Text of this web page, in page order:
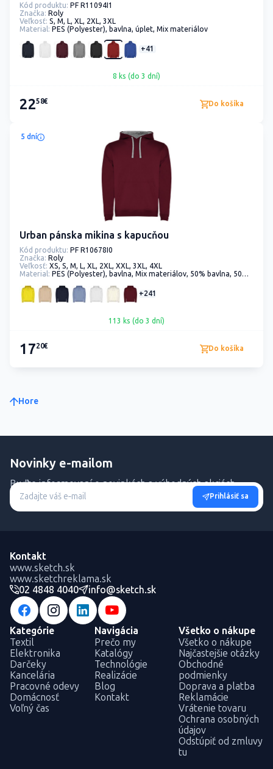
Kód produktu: PF R11094I1
Značka: Roly
Veľkosť: S, M, L, XL, 2XL, 3XL
Material: PES (Polyester), bavlna, úplet, Mix materiálov
+41
8 ks (do 3 dní)
2258€ Do košíka
5 dní
Urban pánska mikina s kapucňou
Kód produktu: PF R10678I0
Značka: Roly
Veľkosť: XS, S, M, L, XL, 2XL, XXL, 3XL, 4XL
Material: PES (Polyester), bavlna, Mix materiálov, 50% bavlna, 50% polyester
+241
113 ks (do 3 dní)
1720€ Do košíka
Hore
Novinky e-mailom
Buďte informovaní o novinkách a výhodných akciách.
Prihlásiť sa
Kontakt
www.sketch.sk
www.sketchreklama.sk
02 4848 4040
info@sketch.sk
Kategórie
Textil
Elektronika
Darčeky
Kancelária
Pracovné odevy
Domácnosť
Voľný čas
Navigácia
Prečo my
Katalógy
Technológie
Realizácie
Blog
Kontakt
Všetko o nákupe
Všetko o nákupe
Najčastejšie otázky
Obchodné
podmienky
Doprava a platba
Reklamácie
Vrátenie tovaru
Ochrana osobných
údajov
Odstúpiť od zmluvy
tu